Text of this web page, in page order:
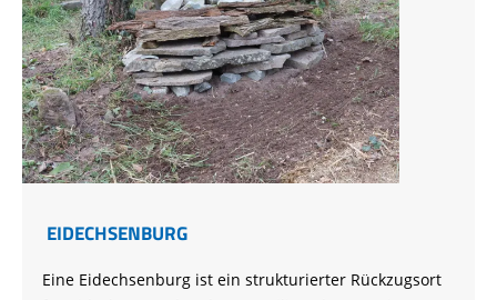
EIDECHSENBURG
Eine Eidechsenburg ist ein strukturierter Rückzugsort